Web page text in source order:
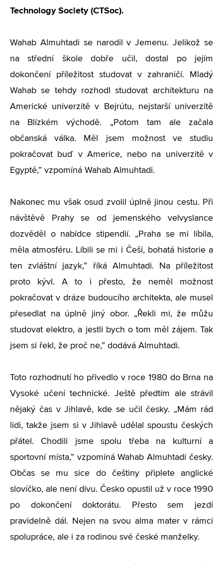
Technology Society (CTSoc).
Wahab Almuhtadi se narodil v Jemenu. Jelikož se
na střední škole dobře učil, dostal po jejím
dokončení příležitost studovat v zahraničí. Mladý
Wahab se tehdy rozhodl studovat architekturu na
Americké univerzitě v Bejrútu, nejstarší univerzitě
na Blízkém východě. „Potom tam ale začala
občanská válka. Měl jsem možnost ve studiu
pokračovat buď v Americe, nebo na univerzitě v
Egyptě,” vzpomíná Wahab Almuhtadi.
Nakonec mu však osud zvolil úplně jinou cestu. Při
návštěvě Prahy se od jemenského velvyslance
dozvěděl o nabídce stipendií. „Praha se mi líbila,
měla atmosféru. Líbili se mi i Češi, bohatá historie a
ten zvláštní jazyk,” říká Almuhtadi. Na příležitost
proto kývl. A to i přesto, že neměl možnost
pokračovat v dráze budoucího architekta, ale musel
přesedlat na úplně jiný obor. „Řekli mi, že můžu
studovat elektro, a jestli bych o tom měl zájem. Tak
jsem si řekl, že proč ne,” dodává Almuhtadi.
Toto rozhodnutí ho přivedlo v roce 1980 do Brna na
Vysoké učení technické. Ještě předtím ale strávil
nějaký čas v Jihlavě, kde se učil česky. „Mám rád
lidi, takže jsem si v Jihlavě udělal spoustu českých
přátel. Chodili jsme spolu třeba na kulturní a
sportovní místa,” vzpomíná Wahab Almuhtadi česky.
Občas se mu sice do češtiny připlete anglické
slovíčko, ale není divu. Česko opustil už v roce 1990
po dokončení doktorátu. Přesto sem jezdí
pravidelně dál. Nejen na svou alma mater v rámci
spolupráce, ale i za rodinou své české manželky.